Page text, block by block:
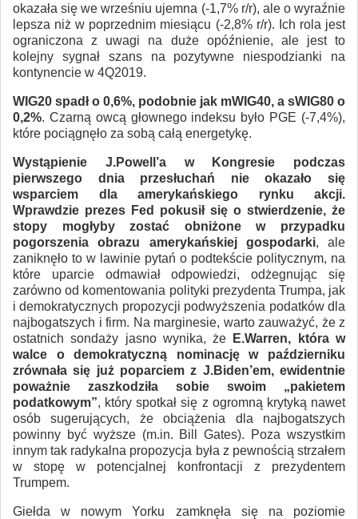
okazała się we wrześniu ujemna (-1,7% r/r), ale o wyraźnie
lepsza niż w poprzednim miesiącu (-2,8% r/r). Ich rola jest
ograniczona z uwagi na duże opóźnienie, ale jest to
kolejny sygnał szans na pozytywne niespodzianki na
kontynencie w 4Q2019.
WIG20 spadł o 0,6%, podobnie jak mWIG40, a sWIG80 o
0,2%. Czarną owcą głownego indeksu było PGE (-7,4%),
które pociągnęło za sobą całą energetykę.
Wystąpienie J.Powell’a w Kongresie podczas
pierwszego dnia przesłuchań nie okazało się
wsparciem dla amerykańskiego rynku akcji.
Wprawdzie prezes Fed pokusił się o stwierdzenie, że
stopy mogłyby zostać obniżone w przypadku
pogorszenia obrazu amerykańskiej gospodarki, ale
zaniknęło to w lawinie pytań o podtekście politycznym, na
które uparcie odmawiał odpowiedzi, odżegnując się
zarówno od komentowania polityki prezydenta Trumpa, jak
i demokratycznych propozycji podwyższenia podatków dla
najbogatszych i firm. Na marginesie, warto zauważyć, że z
ostatnich sondaży jasno wynika, że
E.Warren, która w
walce o demokratyczną nominację w październiku
zrównała się już poparciem z J.Biden’em, ewidentnie
poważnie zaszkodziła sobie swoim „pakietem
podatkowym”, który spotkał się z ogromną krytyką nawet
osób sugerujących, że obciążenia dla najbogatszych
powinny być wyższe (m.in. Bill Gates). Poza wszystkim
innym tak radykalna propozycja była z pewnością strzałem
w stopę w potencjalnej konfrontacji z prezydentem
Trumpem.
Giełda w nowym Yorku zamknęła się na poziomie